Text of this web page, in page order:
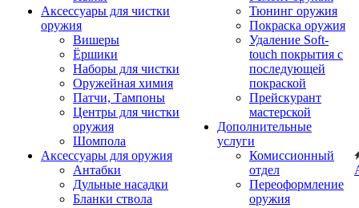
Аксессуары для чистки
оружия
Вишеры
Ёршики
Наборы для чистки
Оружейная химия
Патчи, Тампоны
Центры для чистки
оружия
Шомпола
Аксессуары для оружия
Антабки
Дульные насадки
Бланки ствола
Тюнинг оружия
Покраска оружия
Удаление Soft-
touch покрытия с
последующей
покраской
Прейскурант
мастерской
Дополнительные
услуги
Комиссионный
отдел
Переоформление
оружия